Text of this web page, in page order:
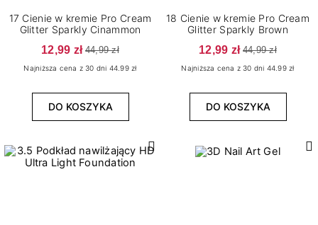
17 Cienie w kremie Pro Cream
Glitter Sparkly Cinammon
12,99 zł 44,99 zł
Najniższa cena z 30 dni 44.99 zł
DO KOSZYKA
18 Cienie w kremie Pro Cream
Glitter Sparkly Brown
12,99 zł 44,99 zł
Najniższa cena z 30 dni 44.99 zł
DO KOSZYKA